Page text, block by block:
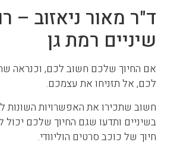
ד"ר מאור ניאזוב –
שיניים רמת גן
אם החיוך שלכם חשוב לכם, וכנראה
לכם, אל תזניחו את עצמכם.
חשוב שתכירו את האפשרויות השונות
בשיניים ותדעו שגם החיוך שלכם יכול
חיוך של כוכב סרטים הוליוודי.